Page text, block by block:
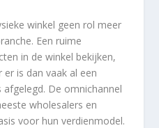
winkel geen rol meer
Een ruime
in de winkel bekijken,
is dan vaak al een
De omnichannel
wholesalers en
voor hun verdienmodel.